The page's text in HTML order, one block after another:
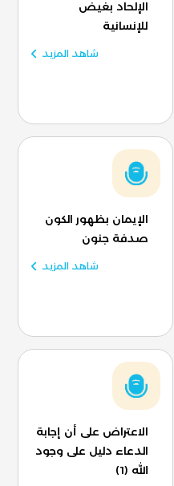
الإلحاد بغيض
للإنسانية
شاهد المزيد
الإيمان بظهور الكون
صدفة جنون
شاهد المزيد
الاعتراض على أن إجابة
الدعاء دليل على وجود
الله (1)